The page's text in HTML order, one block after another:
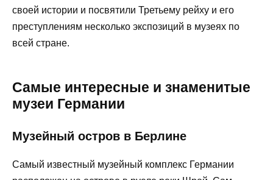
своей истории и посвятили Третьему рейху и его
преступлениям несколько экспозиций в музеях по
всей стране.
Самые интересные и знаменитые
музеи Германии
Музейный остров в Берлине
Самый известный музейный комплекс Германии